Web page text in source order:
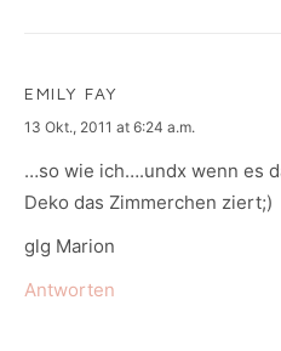
EMILY FAY
says:
13 Okt., 2011 at 6:24 a.m.
…so wie ich….undx wenn es
Deko das Zimmerchen ziert;)
glg Marion
Antworten